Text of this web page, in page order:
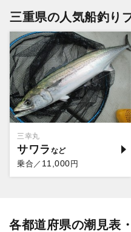
三重県の人気船釣り
三幸丸
サワラ
乗合／ 11,000円
各都道府県の潮見表